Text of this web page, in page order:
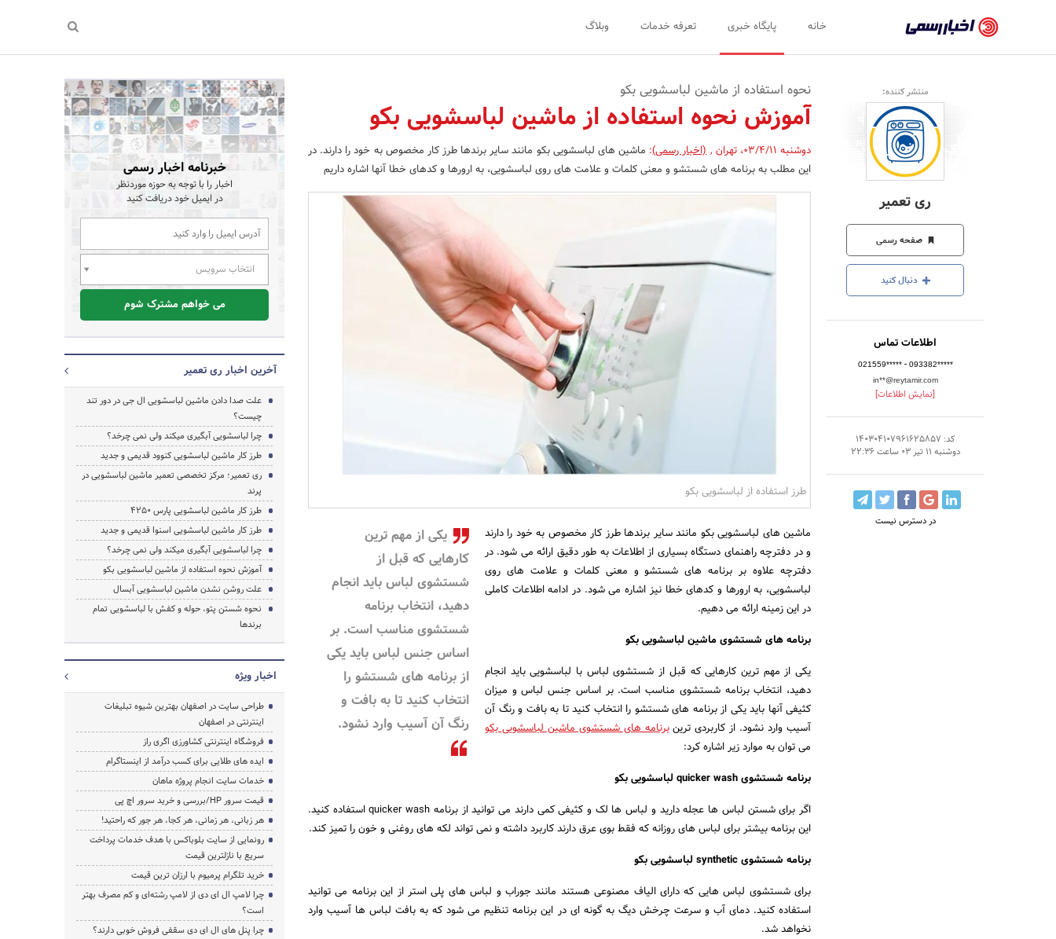
رسمی
-
اخبار
تایید
شده
شرکت‌ها،
سازمان‌ها
و
روابط
عمومی‌ها
خانه پایگاه خبری تعرفه خدمات وبلاگ
منتشر کننده:
ری تعمیر
صفحه رسمی
دنبال کنید
اطلاعات تماس
021559***** - 093382*****
in**@reytamir.com
[نمایش اطلاعات]
کد: 140304107961625857
دوشنبه 11 تیر 03 ساعت 22:36
در دسترس نیست
نحوه استفاده از ماشین لباسشویی بکو
آموزش نحوه استفاده از ماشین لباسشویی بکو
دوشنبه 03/4/11 ،تهران ,(اخبار رسمی): ماشین های لباسشویی بکو مانند سایر برندها طرز کار مخصوص به خود را دارند. در
این مطلب به برنامه های شستشو و معنی کلمات و علامت های روی لباسشویی، به ارورها و کدهای خطا آنها اشاره داریم
طرز استفاده از لباسشویی بکو
یکی از مهم ترین
کارهایی که قبل از
شستشوی لباس باید انجام
دهید، انتخاب برنامه
شستشوی مناسب است. بر
اساس جنس لباس باید یکی
از برنامه های شستشو را
انتخاب کنید تا به بافت و
رنگ آن آسیب وارد نشود.
ماشین های لباسشویی بکو مانند سایر برندها طرز کار مخصوص به خود را دارند
و در دفترچه راهنمای دستگاه بسیاری از اطلاعات به طور دقیق ارائه می شود. در
دفترچه علاوه بر برنامه های شستشو و معنی کلمات و علامت های روی
لباسشویی، به ارورها و کدهای خطا نیز اشاره می شود. در ادامه اطلاعات کاملی
در این زمینه ارائه می دهیم.
برنامه های شستشوی ماشین لباسشویی بکو
یکی از مهم ترین کارهایی که قبل از شستشوی لباس با لباسشویی باید انجام
دهید، انتخاب برنامه شستشوی مناسب است. بر اساس جنس لباس و میزان
کثیفی آنها باید یکی از برنامه های شستشو را انتخاب کنید تا به بافت و رنگ آن
آسیب وارد نشود. از کاربردی ترینبرنامه های شستشوی ماشین لباسشویی بکو
می توان به موارد زیر اشاره کرد:
برنامه شستشوی quicker wash لباسشویی بکو
اگر برای شستن لباس ها عجله دارید و لباس ها لک و کثیفی کمی دارند می توانید از برنامه quicker wash استفاده کنید.
این برنامه بیشتر برای لباس های روزانه که فقط بوی عرق دارند کاربرد داشته و نمی تواند لکه های روغنی و خون را تمیز کند.
برنامه شستشوی synthetic لباسشویی بکو
برای شستشوی لباس هایی که دارای الیاف مصنوعی هستند مانند جوراب و لباس های پلی استر از این برنامه می توانید
استفاده کنید. دمای آب و سرعت چرخش دیگ به گونه ای در این برنامه تنظیم می شود که به بافت لباس ها آسیب وارد
نخواهد شد.
خبرنامه اخبار رسمی
اخبار را با توجه به حوزه موردنظر
در ایمیل خود دریافت کنید
انتخاب سرویس
می خواهم مشترک شوم
آخرین اخبار ری تعمیر
علت صدا دادن ماشین لباسشویی ال جی در دور تند
چیست؟
چرا لباسشویی آبگیری میکند ولی نمی چرخد؟
طرز کار ماشین لباسشویی کنوود قدیمی و جدید
ری تعمیر؛ مرکز تخصصی تعمیر ماشین لباسشویی در
پرند
طرز کار ماشین لباسشویی پارس 4250
طرز کار ماشین لباسشویی اسنوا قدیمی و جدید
چرا لباسشویی آبگیری میکند ولی نمی چرخد؟
آموزش نحوه استفاده از ماشین لباسشویی بکو
علت روشن نشدن ماشین لباسشویی آبسال
نحوه شستن پتو، حوله و کفش با لباسشویی تمام
برندها
اخبار ویژه
طراحی سایت در اصفهان بهترین شیوه تبلیغات
اینترنتی در اصفهان
فروشگاه اینترنتی کشاورزی اگری راز
ایده های طلایی برای کسب درآمد از اینستاگرام
خدمات سایت انجام پروژه ماهان
قیمت سرور HP/بررسی و خرید سرور اچ پی
هر زبانی، هر زمانی، هر کجا، هر جور که راحتید!
رونمایی از سایت بلوباکس با هدف خدمات پرداخت
سریع با نازلترین قیمت
خرید تلگرام پرمیوم با ارزان ترین قیمت
چرا لامپ ال ای دی از لامپ رشته‌ای و کم مصرف بهتر
است؟
چرا پنل های ال ای دی سقفی فروش خوبی دارند؟